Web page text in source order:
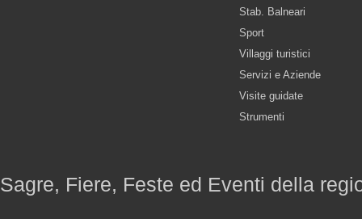
Stab. Balneari
Sport
Villaggi turistici
Servizi e Aziende
Visite guidate
Strumenti
Sagre, Fiere, Feste ed Eventi della